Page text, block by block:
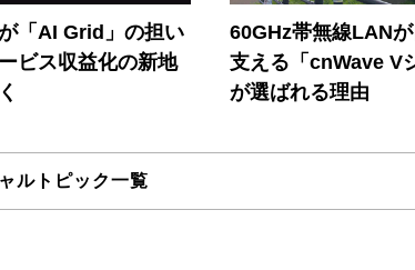
「AI Grid」の担い
ビス収益化の新地
60GHz帯無線LAN
支える「cnWave V
が選ばれる理由
ルトピック一覧